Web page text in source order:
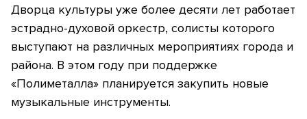
Дворца культуры уже более десяти лет работает
эстрадно-духовой оркестр, солисты которого
выступают на различных мероприятиях города и
района. В этом году при поддержке
«Полиметалла» планируется закупить новые
музыкальные инструменты.